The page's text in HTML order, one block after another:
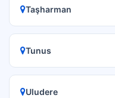
Taşharman
Tunus
Uludere